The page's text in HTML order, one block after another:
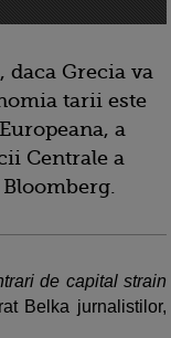
daca Grecia va
tarii este
a
Centrale a
de capital strain
Belka jurnalistilor,